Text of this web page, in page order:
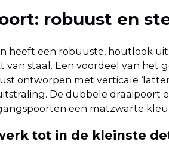
robuust en
heeft een robuuste, houtlook
staal. Een voordeel van
ontworpen met verticale
De dubbele draaipoort
een matzwarte
tot in de kleinste